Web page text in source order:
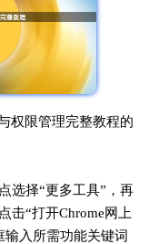
权限管理完整教程的
选择“更多工具”，再
击“打开Chrome网上
输入所需功能关键词